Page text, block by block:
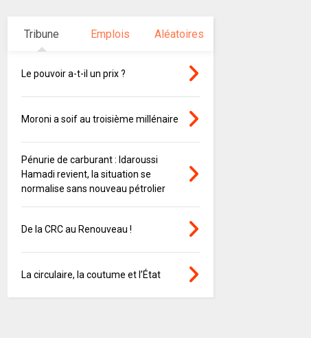
Tribune Emplois Aléatoires
Le pouvoir a-t-il un prix ?
Moroni a soif au troisième millénaire
Pénurie de carburant : Idaroussi
Hamadi revient, la situation se
normalise sans nouveau pétrolier
De la CRC au Renouveau !
La circulaire, la coutume et l’État